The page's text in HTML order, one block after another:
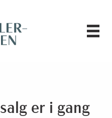
er i gang